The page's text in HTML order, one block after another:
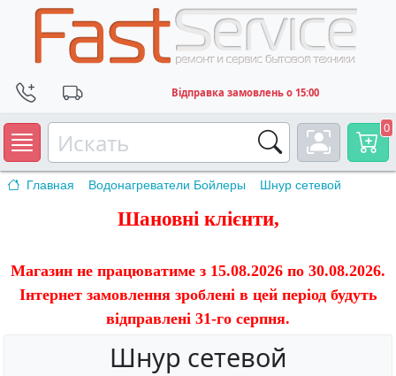
Відправка замовлень о 15:00
0
Главная Водонагреватели Бойлеры Шнур сетевой
Шановні клієнти,
Магазин не працюватиме з 15.08.2026 по 30.08.2026.
Інтернет замовлення зроблені в цей період будуть
відправлені 31-го серпня.
Шнур сетевой